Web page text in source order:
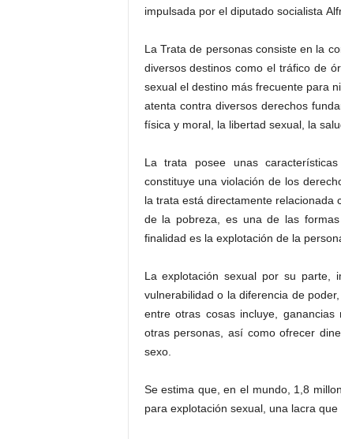
impulsada por el diputado socialista
La Trata de personas consiste en la
diversos destinos como el tráfico de
sexual el destino más frecuente para
atenta contra diversos derechos
física y moral, la libertad sexual, la
La trata posee unas
constituye una violación de los
la trata está directamente relacionada
de la pobreza, es una de las
finalidad es la explotación de la
La explotación sexual por su parte,
vulnerabilidad o la diferencia de
entre otras cosas incluye,
otras personas, así como ofrecer
sexo.
Se estima que, en el mundo, 1,8
para explotación sexual, una lacra